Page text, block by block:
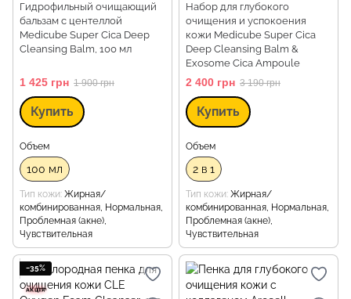
Гидрофильный очищающий
бальзам с центеллой
Medicube Super Cica Deep
Cleansing Balm, 100 мл
1 425 грн 1 900 грн
Купить
Объем
100 мл
Тип кожи Жирная/
комбинированная, Нормальная,
Проблемная (акне),
Чувствительная
Набор для глубокого
очищения и успокоения
кожи Medicube Super Cica
Deep Cleansing Balm &
Exosome Cica Ampoule
2 400 грн 3 190 грн
Купить
Объем
2 в 1
Тип кожи Жирная/
комбинированная, Нормальная,
Проблемная (акне),
Чувствительная
−35%